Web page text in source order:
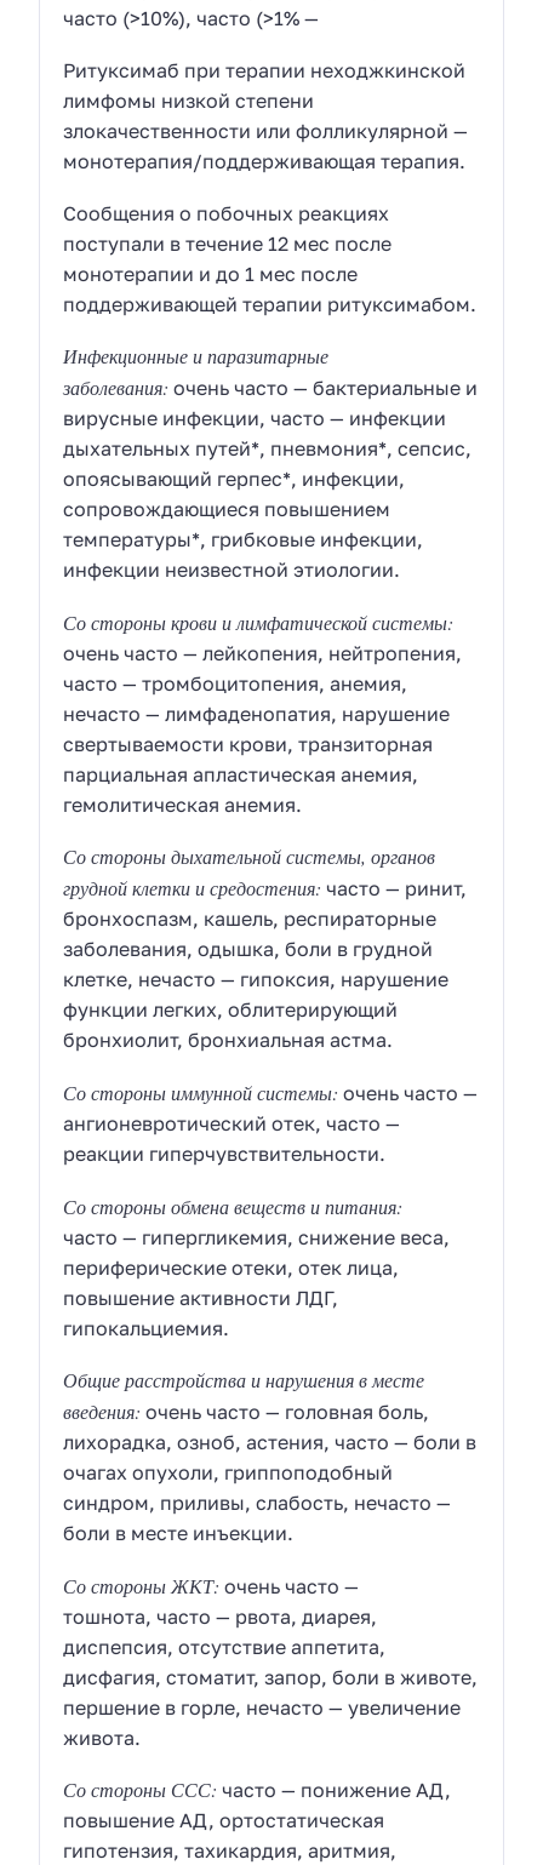
часто (>10%), часто (>1% —
Ритуксимаб при терапии неходжкинской
лимфомы низкой степени
злокачественности или фолликулярной —
монотерапия/поддерживающая терапия.
Сообщения о побочных реакциях
поступали в течение 12 мес после
монотерапии и до 1 мес после
поддерживающей терапии ритуксимабом.
Инфекционные и паразитарные
заболевания: очень часто — бактериальные и
вирусные инфекции, часто — инфекции
дыхательных путей*, пневмония*, сепсис,
опоясывающий герпес*, инфекции,
сопровождающиеся повышением
температуры*, грибковые инфекции,
инфекции неизвестной этиологии.
Со стороны крови и лимфатической системы:
очень часто — лейкопения, нейтропения,
часто — тромбоцитопения, анемия,
нечасто — лимфаденопатия, нарушение
свертываемости крови, транзиторная
парциальная апластическая анемия,
гемолитическая анемия.
Со стороны дыхательной системы, органов
грудной клетки и средостения: часто — ринит,
бронхоспазм, кашель, респираторные
заболевания, одышка, боли в грудной
клетке, нечасто — гипоксия, нарушение
функции легких, облитерирующий
бронхиолит, бронхиальная астма.
Со стороны иммунной системы: очень часто —
ангионевротический отек, часто —
реакции гиперчувствительности.
Со стороны обмена веществ и питания:
часто — гипергликемия, снижение веса,
периферические отеки, отек лица,
повышение активностиЛДГ,
гипокальциемия.
Общие расстройства и нарушения в месте
введения: очень часто — головная боль,
лихорадка, озноб, астения, часто — боли в
очагах опухоли, гриппоподобный
синдром, приливы, слабость, нечасто —
боли в месте инъекции.
Со стороны ЖКТ:очень часто —
тошнота, часто — рвота, диарея,
диспепсия, отсутствие аппетита,
дисфагия, стоматит, запор, боли в животе,
першение в горле, нечасто — увеличение
живота.
Со стороны ССС:часто — понижениеАД,
повышениеАД, ортостатическая
гипотензия, тахикардия, аритмия,